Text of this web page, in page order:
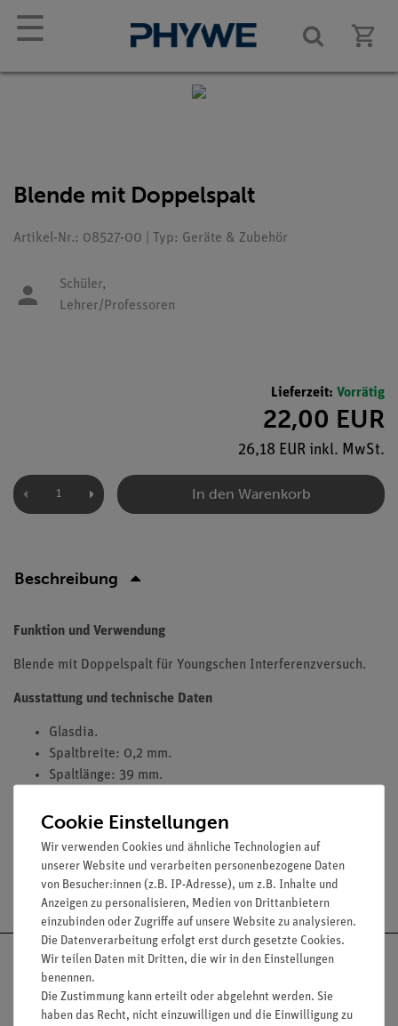
☰
Blende mit Doppelspalt
Artikel-Nr.: 08527-00 | Typ: Geräte & Zubehör
Schüler,
Lehrer/Professoren
Lieferzeit: Vorrätig
22,00 EUR
26,18 EUR inkl. MwSt.
In den Warenkorb
Beschreibung
Funktion und Verwendung
Blende mit Doppelspalt für Youngschen Interferenzversuch.
Ausstattung und technische Daten
Glasdia.
Spaltbreite: 0,2 mm.
Spaltlänge: 39 mm.
Versandkostenfrei ab 300,- €
Nach oben
Cookie Einstellungen
Wir verwenden Cookies und ähnliche Technologien auf
unserer Website und verarbeiten personenbezogene Daten
von Besucher:innen (z.B. IP-Adresse), um z.B. Inhalte und
Anzeigen zu personalisieren, Medien von Drittanbietern
einzubinden oder Zugriffe auf unsere Website zu analysieren.
Die Datenverarbeitung erfolgt erst durch gesetzte Cookies.
Wir teilen Daten mit Dritten, die wir in den Einstellungen
benennen.
Die Zustimmung kann erteilt oder abgelehnt werden. Sie
haben das Recht, nicht einzuwilligen und die Einwilligung zu